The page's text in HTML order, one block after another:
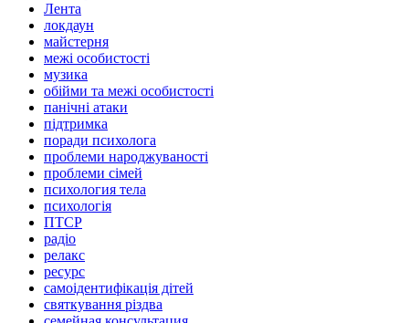
Лента
локдаун
майстерня
межі особистості
музика
обійми та межі особистості
панічні атаки
підтримка
поради психолога
проблеми народжуваності
проблеми сімей
психология тела
психологія
ПТСР
радіо
релакс
ресурс
самоідентифікація дітей
святкування різдва